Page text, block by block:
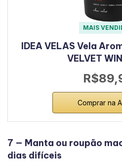
MAIS
IDEA VELAS Vela
VELVET
Comprar na
7 — Manta ou roupão
dias difíceis